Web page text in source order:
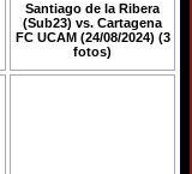
Santiago de la Ribera
(Sub23) vs. Cartagena
FC UCAM (24/08/2024) (3
fotos)